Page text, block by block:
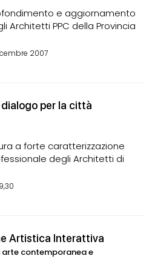
e aggiornamento
Architetti PPC della Provincia
2007
per la città
a forte caratterizzazione
degli Architetti di
Artistica Interattiva
contemporanea e